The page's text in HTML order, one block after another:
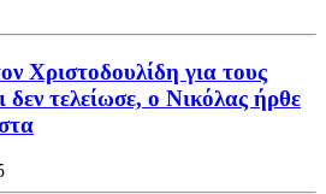
Χριστοδουλίδη για τους
δεν τελείωσε, ο Νικόλας ήρθε